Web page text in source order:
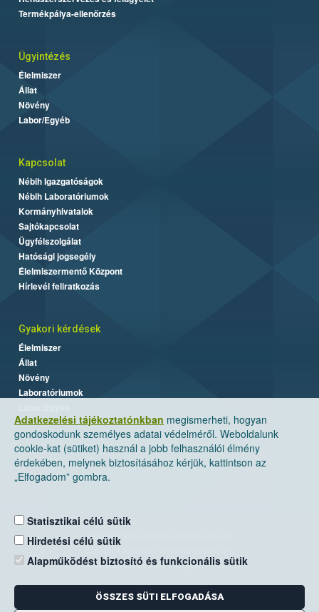
Adatkezelési tájékoztatónkban megismerheti, hogyan
gondoskodunk személyes adatai védelméről. Weboldalunk
cookie-kat (sütiket) használ a jobb felhasználói élmény
érdekében, melynek biztosításához kérjük, kattintson az
„Elfogadom” gombra.
Statisztikai célú sütik
Hirdetési célú sütik
Alapműködést biztosító és funkcionális sütik
ÖSSZES SÜTI ELFOGADÁSA
Termékpálya-ellenőrzés
Ügyintézés
Élelmiszer
Állat
Növény
Labor/Egyéb
Kapcsolat
Nébih Igazgatóságok
Nébih Laboratóriumok
Kormányhivatalok
Sajtókapcsolat
Ügyfélszolgálat
Hatósági jogsegély
Élelmiszermentő Központ
Hírlevél feliratkozás
Gyakori kérdések
Élelmiszer
Állat
Növény
Laboratóriumok
Nemzeti Élelmiszerlánc-biztonsági Hivatal
Levelezési cím: 1525 Budapest. Pf. 30.
E-mail:ugyfelszolgalat@nebih.gov.hu